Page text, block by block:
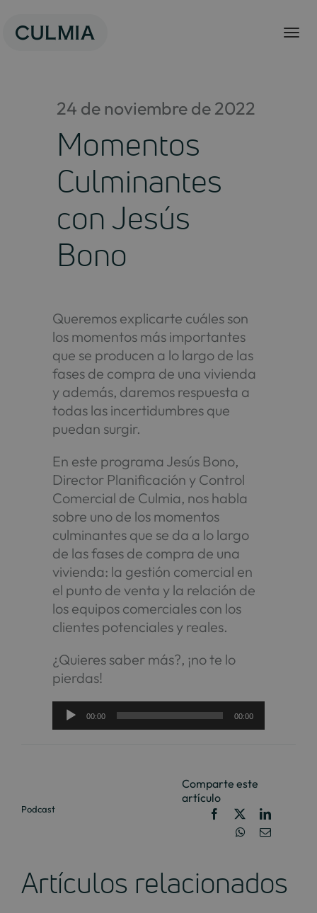
contenido
24 de noviembre de 2022
Momentos
Culminantes
con Jesús
Bono
Queremos explicarte cuáles son
los momentos más importantes
que se producen a lo largo de las
fases de compra de una vivienda
y además, daremos respuesta a
todas las incertidumbres que
puedan surgir.
En este programa Jesús Bono,
Director Planificación y Control
Comercial de Culmia, nos habla
sobre uno de los momentos
culminantes que se da a lo largo
de las fases de compra de una
vivienda: la gestión comercial en
el punto de venta y la relación de
los equipos comerciales con los
clientes potenciales y reales.
¿Quieres saber más?, ¡no te lo
pierdas!
Reproductor
de
00:00 00:00
Podcast
Comparte este
artículo
Artículos relacionados